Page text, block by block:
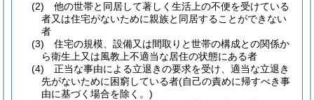
(2)
他の世帯と同居して著しく生活上の不便を受けている
者又は住宅がないために親族と同居することができない
者
(3)
住宅の規模、設備又は間取りと世帯の構成との関係か
ら衛生上又は風教上不適当な居住の状態にある者
(4)
正当な事由による立退きの要求を受け、適当な立退き
先がないために困窮している者(自己の責めに帰すべき事
由に基づく場合を除く。)